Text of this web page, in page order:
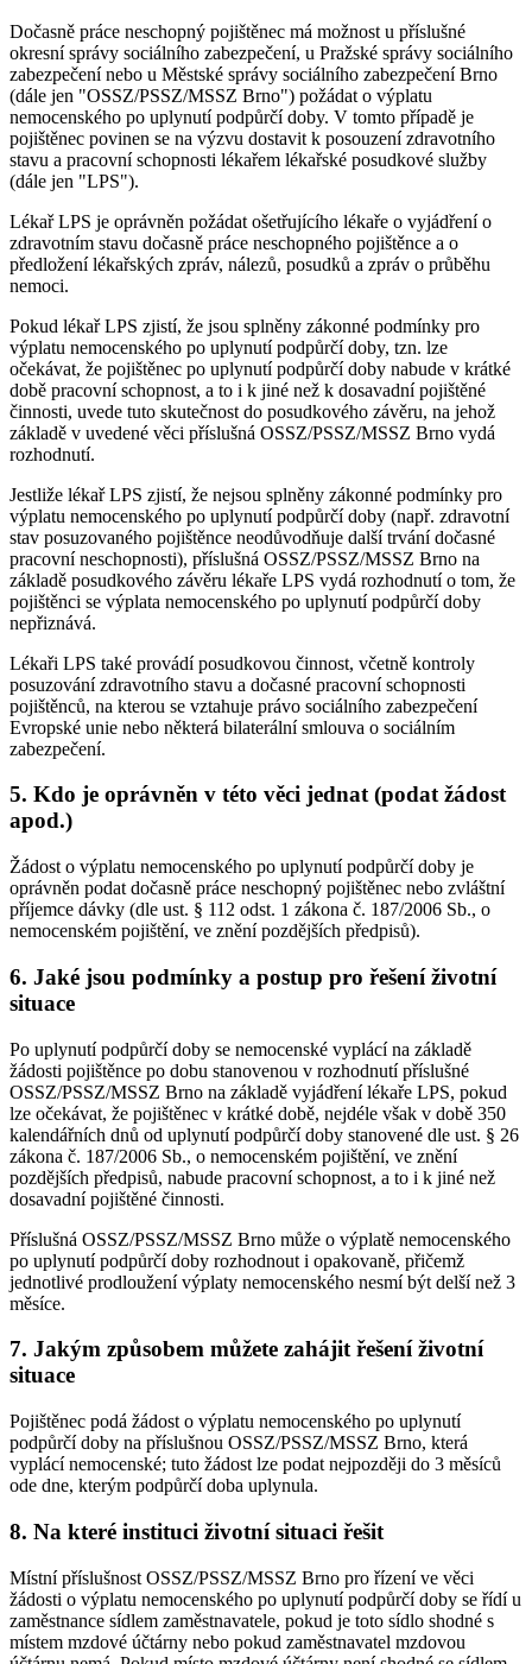
Dočasně práce neschopný pojištěnec má možnost u příslušné
okresní správy sociálního zabezpečení, u Pražské správy sociálního
zabezpečení nebo u Městské správy sociálního zabezpečení Brno
(dále jen "OSSZ/PSSZ/MSSZ Brno") požádat o výplatu
nemocenského po uplynutí podpůrčí doby. V tomto případě je
pojištěnec povinen se na výzvu dostavit k posouzení zdravotního
stavu a pracovní schopnosti lékařem lékařské posudkové služby
(dále jen "LPS").
Lékař LPS je oprávněn požádat ošetřujícího lékaře o vyjádření o
zdravotním stavu dočasně práce neschopného pojištěnce a o
předložení lékařských zpráv, nálezů, posudků a zpráv o průběhu
nemoci.
Pokud lékař LPS zjistí, že jsou splněny zákonné podmínky pro
výplatu nemocenského po uplynutí podpůrčí doby, tzn. lze
očekávat, že pojištěnec po uplynutí podpůrčí doby nabude v krátké
době pracovní schopnost, a to i k jiné než k dosavadní pojištěné
činnosti, uvede tuto skutečnost do posudkového závěru, na jehož
základě v uvedené věci příslušná OSSZ/PSSZ/MSSZ Brno vydá
rozhodnutí.
Jestliže lékař LPS zjistí, že nejsou splněny zákonné podmínky pro
výplatu nemocenského po uplynutí podpůrčí doby (např. zdravotní
stav posuzovaného pojištěnce neodůvodňuje další trvání dočasné
pracovní neschopnosti), příslušná OSSZ/PSSZ/MSSZ Brno na
základě posudkového závěru lékaře LPS vydá rozhodnutí o tom, že
pojištěnci se výplata nemocenského po uplynutí podpůrčí doby
nepřiznává.
Lékaři LPS také provádí posudkovou činnost, včetně kontroly
posuzování zdravotního stavu a dočasné pracovní schopnosti
pojištěnců, na kterou se vztahuje právo sociálního zabezpečení
Evropské unie nebo některá bilaterální smlouva o sociálním
zabezpečení.
5. Kdo je oprávněn v této věci jednat (podat žádost
apod.)
Žádost o výplatu nemocenského po uplynutí podpůrčí doby je
oprávněn podat dočasně práce neschopný pojištěnec nebo zvláštní
příjemce dávky (dle ust. § 112 odst. 1 zákona č. 187/2006 Sb., o
nemocenském pojištění, ve znění pozdějších předpisů).
6. Jaké jsou podmínky a postup pro řešení životní
situace
Po uplynutí podpůrčí doby se nemocenské vyplácí na základě
žádosti pojištěnce po dobu stanovenou v rozhodnutí příslušné
OSSZ/PSSZ/MSSZ Brno na základě vyjádření lékaře LPS, pokud
lze očekávat, že pojištěnec v krátké době, nejdéle však v době 350
kalendářních dnů od uplynutí podpůrčí doby stanovené dle ust. § 26
zákona č. 187/2006 Sb., o nemocenském pojištění, ve znění
pozdějších předpisů, nabude pracovní schopnost, a to i k jiné než
dosavadní pojištěné činnosti.
Příslušná OSSZ/PSSZ/MSSZ Brno může o výplatě nemocenského
po uplynutí podpůrčí doby rozhodnout i opakovaně, přičemž
jednotlivé prodloužení výplaty nemocenského nesmí být delší než 3
měsíce.
7. Jakým způsobem můžete zahájit řešení životní
situace
Pojištěnec podá žádost o výplatu nemocenského po uplynutí
podpůrčí doby na příslušnou OSSZ/PSSZ/MSSZ Brno, která
vyplácí nemocenské; tuto žádost lze podat nejpozději do 3 měsíců
ode dne, kterým podpůrčí doba uplynula.
8. Na které instituci životní situaci řešit
Místní příslušnost OSSZ/PSSZ/MSSZ Brno pro řízení ve věci
žádosti o výplatu nemocenského po uplynutí podpůrčí doby se řídí u
zaměstnance sídlem zaměstnavatele, pokud je toto sídlo shodné s
místem mzdové účtárny nebo pokud zaměstnavatel mzdovou